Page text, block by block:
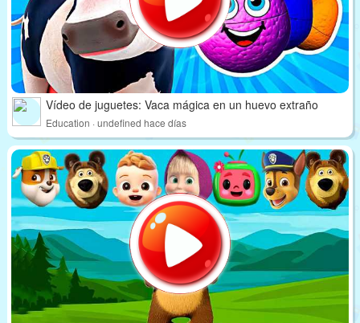
Vídeo de juguetes: Vaca mágica en un huevo extraño
Education · undefined hace días